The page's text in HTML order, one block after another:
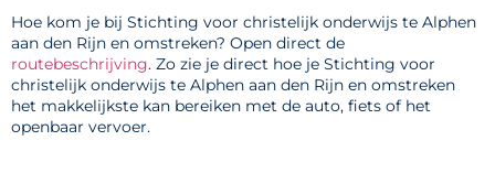
Hoe kom je bij Stichting voor christelijk onderwijs te Alphen
aan den Rijn en omstreken? Open direct de
routebeschrijving. Zo zie je direct hoe je Stichting voor
christelijk onderwijs te Alphen aan den Rijn en omstreken
het makkelijkste kan bereiken met de auto, fiets of het
openbaar vervoer.